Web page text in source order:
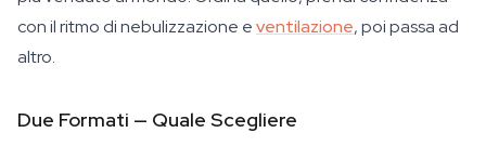
con il ritmo di nebulizzazione eventilazione, poi passa ad
altro.
Due Formati — Quale Scegliere